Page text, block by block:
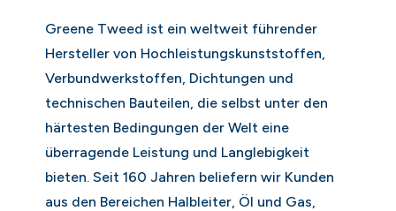
Greene Tweed ist ein weltweit führender
Hersteller von Hochleistungskunststoffen,
Verbundwerkstoffen, Dichtungen und
technischen Bauteilen, die selbst unter den
härtesten Bedingungen der Welt eine
überragende Leistung und Langlebigkeit
bieten. Seit 160 Jahren beliefern wir Kunden
aus den Bereichen Halbleiter, Öl und Gas,